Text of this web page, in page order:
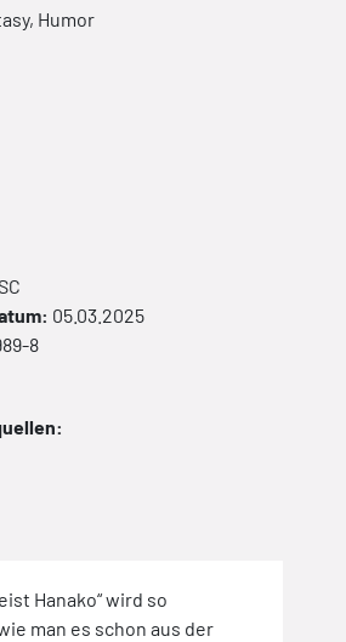
Humor
05.03.2025
8
Hanako“ wird so
man es schon aus der